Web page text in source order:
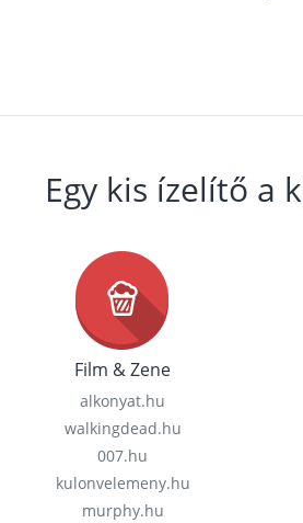
Egy kis ízelítő a
Film & Zene
alkonyat.hu
walkingdead.hu
007.hu
kulonvelemeny.hu
murphy.hu